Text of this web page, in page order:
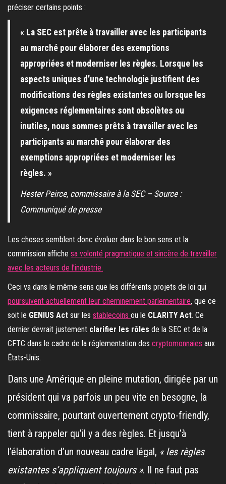
préciser certains points :
« La SEC est prête à travailler avec les participants
au marché pour élaborer des exemptions
appropriées et moderniser les règles. Lorsque les
aspects uniques d’une technologie justifient des
modifications des règles existantes ou lorsque les
exigences réglementaires sont obsolètes ou
inutiles, nous sommes prêts à travailler avec les
participants au marché pour élaborer des
exemptions appropriées et moderniser les
règles. »
Hester Peirce, commissaire à la SEC – Source :
Communiqué de presse
Les choses semblent donc évoluer dans le bon sens et la
commission affiche sa volonté pragmatique et sincère de travailler
avec les acteurs de l’industrie.
Ceci va dans le même sens que les différents projets de loi qui
poursuivent actuellement leur cheminement parlementaire, que ce
soit le GENIUS Act sur les stablecoins ou le CLARITY Act. Ce
dernier devrait justement clarifier les rôles de la SEC et de la
CFTC dans le cadre de la réglementation des cryptomonnaies aux
États-Unis.
Dans une Amérique en pleine mutation, dirigée par un
président qui va parfois un peu vite en besogne, la
commissaire, pourtant ouvertement crypto-friendly,
tient à rappeler qu’il y a des règles. Et jusqu’à
l’élaboration d’un nouveau cadre légal, « les règles
existantes s’appliquent toujours ». Il ne faut pas